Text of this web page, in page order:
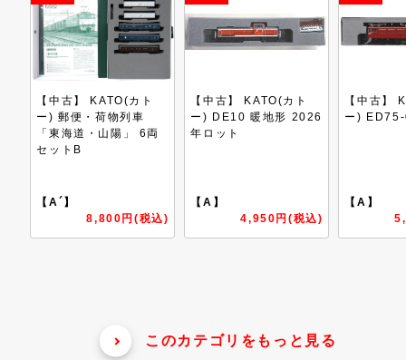
【中古】 KATO(カト
ー) DE10 暖地形 2026
年ロット
【A】
4,950円(税込)
【中古】 KATO(カト
ー) ED75-0 後期形
【A】
5,500円(税込)
【中古】
ー)
【A´】
このカテゴリをもっと見る